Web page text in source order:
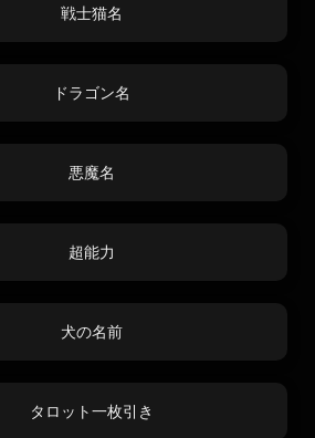
戦士猫名
ドラゴン名
悪魔名
超能力
犬の名前
タロット一枚引き